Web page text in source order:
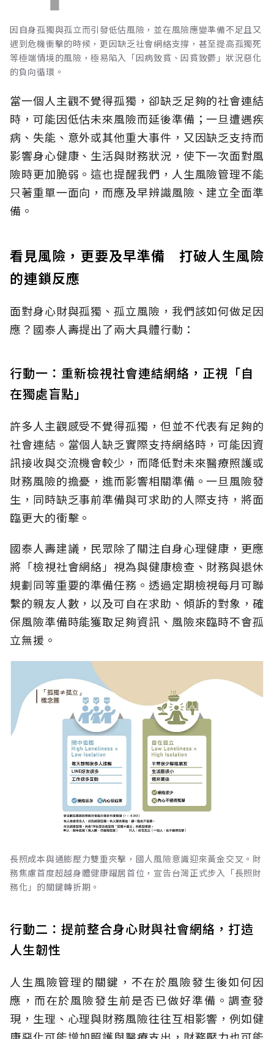
因自身孤獨與孤立而引發低估風險，並在風險應變準備不足且又
遇到危機衝擊的時候，更因缺乏社會網絡支撐，甚至提高孤獨死
等極端情境的風險，極易陷入「因病致貧、因貧致鬱」狀況惡化
的負向循環。
當一個人主觀不覺得孤獨，卻缺乏足夠的社會連結
時，可能因低估未來風險而延後準備；一旦遭遇疾
病、失能、意外或其他重大事件，又因缺乏支持而
影響身心健康、生活與財務狀況，使下一次面對風
險時更加脆弱。這也提醒我們，人生風險管理不能
只著重單一面向，而應及早辨識風險、建立全面準
備。
看見風險，更要及早準備 打破人生風險
的連鎖反應
面對身心財與孤獨、孤立風險，我們該如何做足因
應？國泰人壽提出了兩大具體行動：
行動一：重新檢視社會連結網絡，正視「自
在獨處盲點」
許多人主觀感受不覺得孤獨，但並不代表有足夠的
社會連結。當個人缺乏實際支持網絡時，可能因資
訊接收與交流機會較少，而降低對未來醫療照護或
財務風險的擔憂，進而影響相關準備。一旦風險發
生，同時缺乏事前準備與可求助的人際支持，將面
臨更大的衝擊。
國泰人壽建議，民眾除了關注自身心理健康，更應
將「檢視社會網絡」視為與健康檢查、財務與退休
規劃同等重要的準備任務。透過定期檢視每月可聯
繫的親友人數，以及可自在求助、傾訴的對象，確
保風險準備時能獲取足夠資訊、風險來臨時不會孤
立無援。
長照成本與通膨壓力雙重夾擊，國人風險意識迎來黃金交叉。財
務焦慮首度超越身體健康躍居首位，宣告台灣正式步入「長照財
務化」的關鍵轉折期。
行動二：提前整合身心財與社會網絡，打造
人生韌性
人生風險管理的關鍵，不在於風險發生後如何因
應，而在於風險發生前是否已做好準備。調查發
現，生理、心理與財務風險往往互相影響，例如健